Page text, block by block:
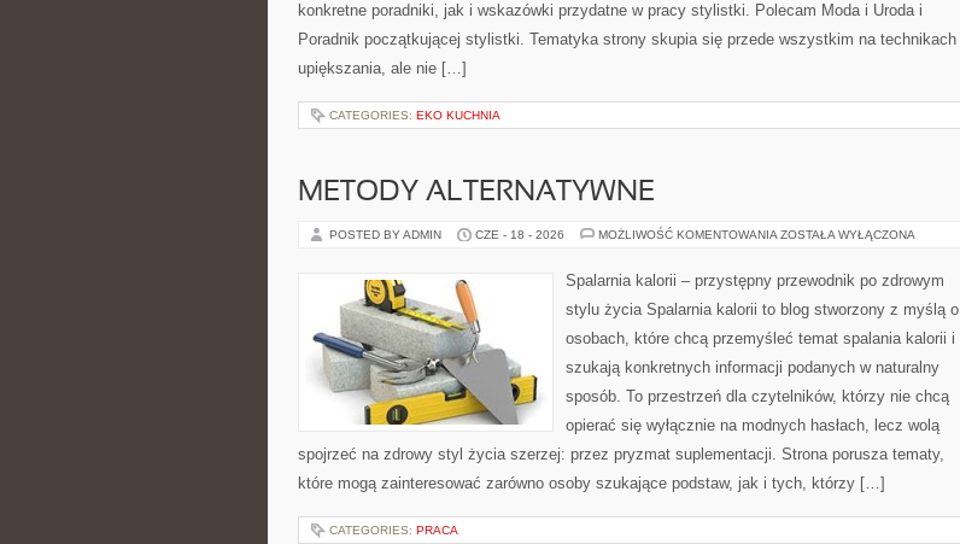
konkretne poradniki, jak i wskazówki przydatne w pracy stylistki. Polecam Moda i Uroda i
Poradnik początkującej stylistki. Tematyka strony skupia się przede wszystkim na technikach
upiększania, ale nie […]
CATEGORIES: EKO KUCHNIA
METODY ALTERNATYWNE
POSTED BY ADMIN CZE - 18 - 2026 MOŻLIWOŚĆ KOMENTOWANIA METODY
ZOSTAŁA WYŁĄCZONA
Spalarnia kalorii – przystępny przewodnik po zdrowym
stylu życia Spalarnia kalorii to blog stworzony z myślą o
osobach, które chcą przemyśleć temat spalania kalorii i
szukają konkretnych informacji podanych w naturalny
sposób. To przestrzeń dla czytelników, którzy nie chcą
opierać się wyłącznie na modnych hasłach, lecz wolą
spojrzeć na zdrowy styl życia szerzej: przez pryzmat suplementacji. Strona porusza tematy,
które mogą zainteresować zarówno osoby szukające podstaw, jak i tych, którzy […]
CATEGORIES: PRACA